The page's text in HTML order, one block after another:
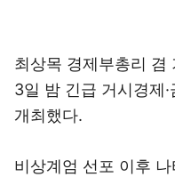
최상목 경제부총리 겸
3일 밤 긴급 거시경제
개최했다.
비상계엄 선포 이후